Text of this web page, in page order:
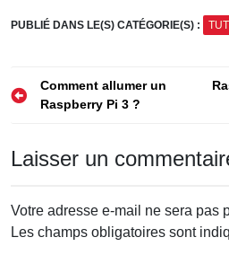
PUBLIÉ DANS LE(S) CATÉGORIE(S) :
Navigation
Comment allumer un
Raspberry Pi 3 ?
Laisser un
Votre adresse e-mail ne sera pas
Les champs obligatoires sont